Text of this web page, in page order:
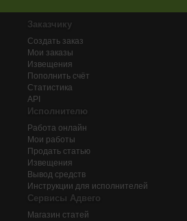
Заказчику
Создать заказ
Мои заказы
Извещения
Пополнить счёт
Статистика
API
Исполнителю
Работа онлайн
Мои работы
Продать статью
Извещения
Вывод средств
Инструкции для исполнителей
Сервисы Адвего
Магазин статей